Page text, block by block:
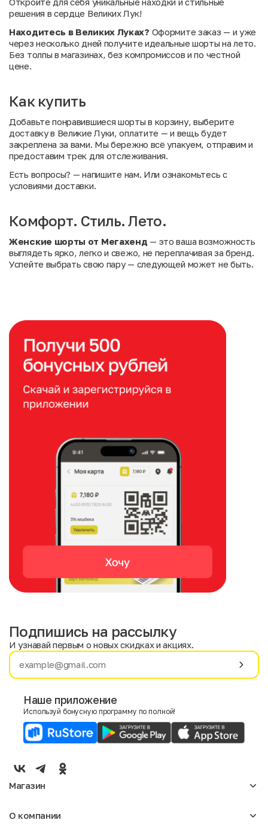
решения в сердце Великих Лук!
Находитесь в Великих Луках? Оформите заказ — и уже
через несколько дней получите идеальные шорты на лето.
Без толпы в магазинах, без компромиссов и по честной
цене.
Как купить
Добавьте понравившиеся шорты в корзину, выберите
доставку в Великие Луки, оплатите — и вещь будет
закреплена за вами. Мы бережно всё упакуем, отправим и
предоставим трек для отслеживания.
Есть вопросы? — напишите нам. Или ознакомьтесь с
условиями доставки.
Комфорт. Стиль. Лето.
Женские шорты от Мегахенд — это ваша возможность
выглядеть ярко, легко и свежо, не переплачивая за бренд.
Успейте выбрать свою пару — следующей может не быть.
Имя
E-mail
Мужской
Подпишись на рассылку
И узнавай первым о новых скидках и акциях.
Наше приложение
Используй бонусную программу по полной!
Магазин
Мужское
О компании